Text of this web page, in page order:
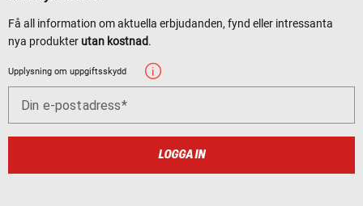
Få all information om aktuella erbjudanden, fynd eller intressanta
nya produkter utan kostnad.
Upplysning om uppgiftsskydd
Din e-postadress
LOGGA IN